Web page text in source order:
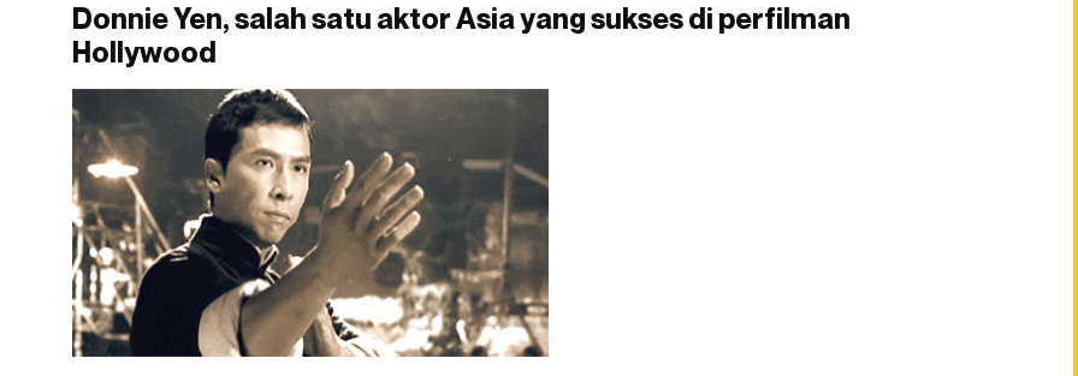
Donnie Yen, salah satu aktor Asia yang sukses di perfilman
Hollywood